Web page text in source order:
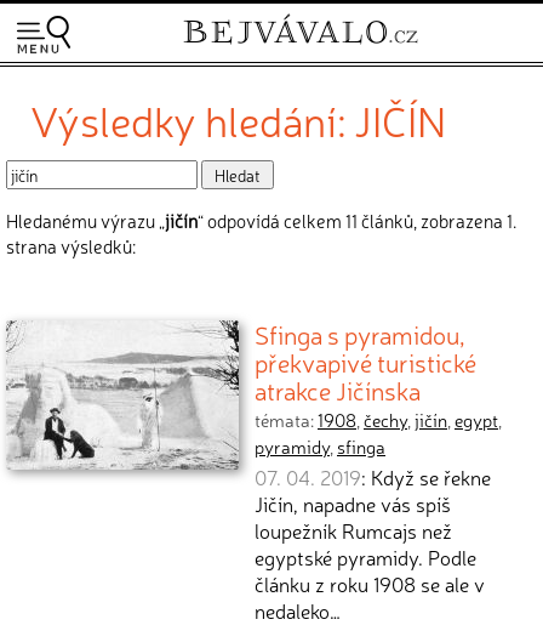
Výsledky hledání: JIČÍN
Hledanému výrazu „jičín“ odpovídá celkem 11 článků, zobrazena 1.
strana výsledků:
Sfinga s pyramidou,
překvapivé turistické
atrakce Jičínska
témata:1908,čechy,jičín,egypt,
pyramidy, sfinga
07. 04. 2019: Když se řekne
Jičín, napadne vás spíš
loupežník Rumcajs než
egyptské pyramidy. Podle
článku z roku 1908 se ale v
nedaleko…